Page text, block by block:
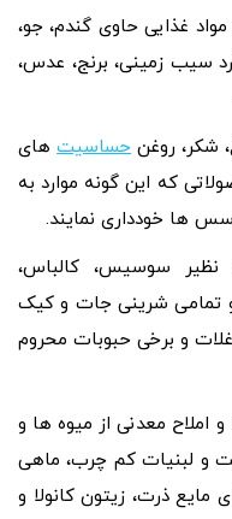
غذایی حاوی گندم، جو،
سیب زمینی، برنج، عدس،
شکر، روغنحساسیتهای
که این گونه موارد به
سس ها خودداری نمایند.
نظیر سوسیس، کالباس،
و تمامی شرینی جات و کیک
و برخی حبوبات محروم
و املاح معدنی از میوه ها و
و لبنیات کم چرب، ماهی
مایع ذرت، زیتون کانولا و